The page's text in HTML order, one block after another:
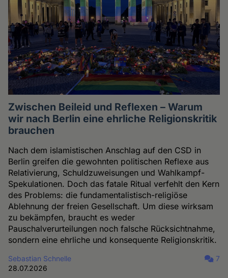
Zwischen Beileid und Reflexen – Warum
wir nach Berlin eine ehrliche Religionskritik
brauchen
Nach dem islamistischen Anschlag auf den CSD in
Berlin greifen die gewohnten politischen Reflexe aus
Relativierung, Schuldzuweisungen und Wahlkampf-
Spekulationen. Doch das fatale Ritual verfehlt den Kern
des Problems: die fundamentalistisch-religiöse
Ablehnung der freien Gesellschaft. Um diese wirksam
zu bekämpfen, braucht es weder
Pauschalverurteilungen noch falsche Rücksichtnahme,
sondern eine ehrliche und konsequente Religionskritik.
Sebastian Schnelle
28.07.2026
7